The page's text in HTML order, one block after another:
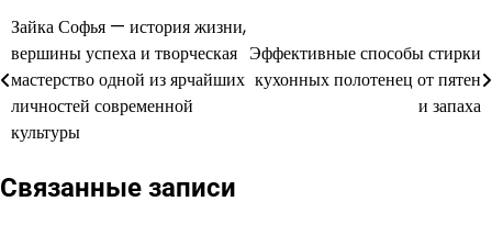
Навигация
по
записям
Зайка Софья — история жизни,
вершины успеха и творческая
мастерство одной из ярчайших
личностей современной
культуры
Эффективные способы стирки
кухонных полотенец от пятен
и запаха
Связанные записи